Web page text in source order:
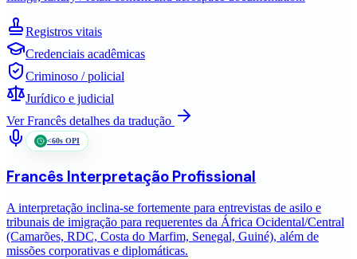
Registros vitais
Credenciais acadêmicas
Criminoso / policial
Jurídico e judicial
VerFrancês detalhes da tradução
<60s OPI
Francês Interpretação Profissional
A interpretação inclina-se fortemente para entrevistas de asilo e
tribunais de imigração para requerentes da África Ocidental/Central
(Camarões, RDC, Costa do Marfim, Senegal, Guiné), além de
missões corporativas e diplomáticas.